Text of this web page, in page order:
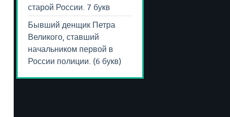
старой России. 7 букв
Бывший денщик Петра
Великого, ставший
начальником первой в
России полиции. (6 букв)